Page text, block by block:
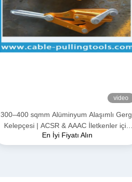
video
300–400 sqmm Alüminyum Alaşımlı
Kelepçesi | ACSR & AAAC İletkenler için
İletim Hattı Kavrama
En İyi Fiyatı Alın